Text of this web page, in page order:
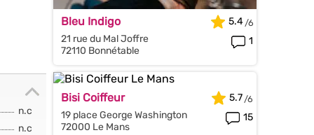
n.c
n.c
Bleu Indigo
21 rue du Mal Joffre
72110 Bonnétable
5.4
1
Bisi Coiffeur
19 place George Washington
72000 Le Mans
5.7
15